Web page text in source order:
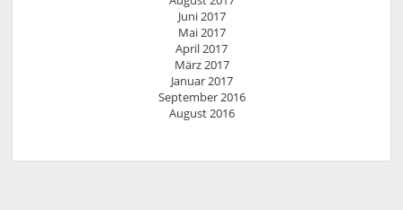
Juni 2017
Mai 2017
April 2017
März 2017
Januar 2017
September 2016
August 2016